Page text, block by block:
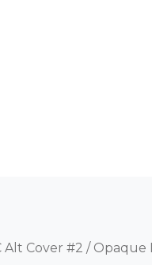
Cover #2 /